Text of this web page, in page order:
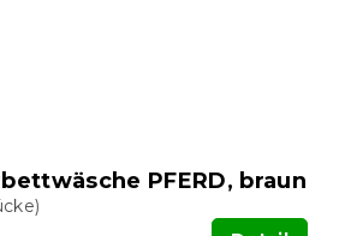
PFERD, braun